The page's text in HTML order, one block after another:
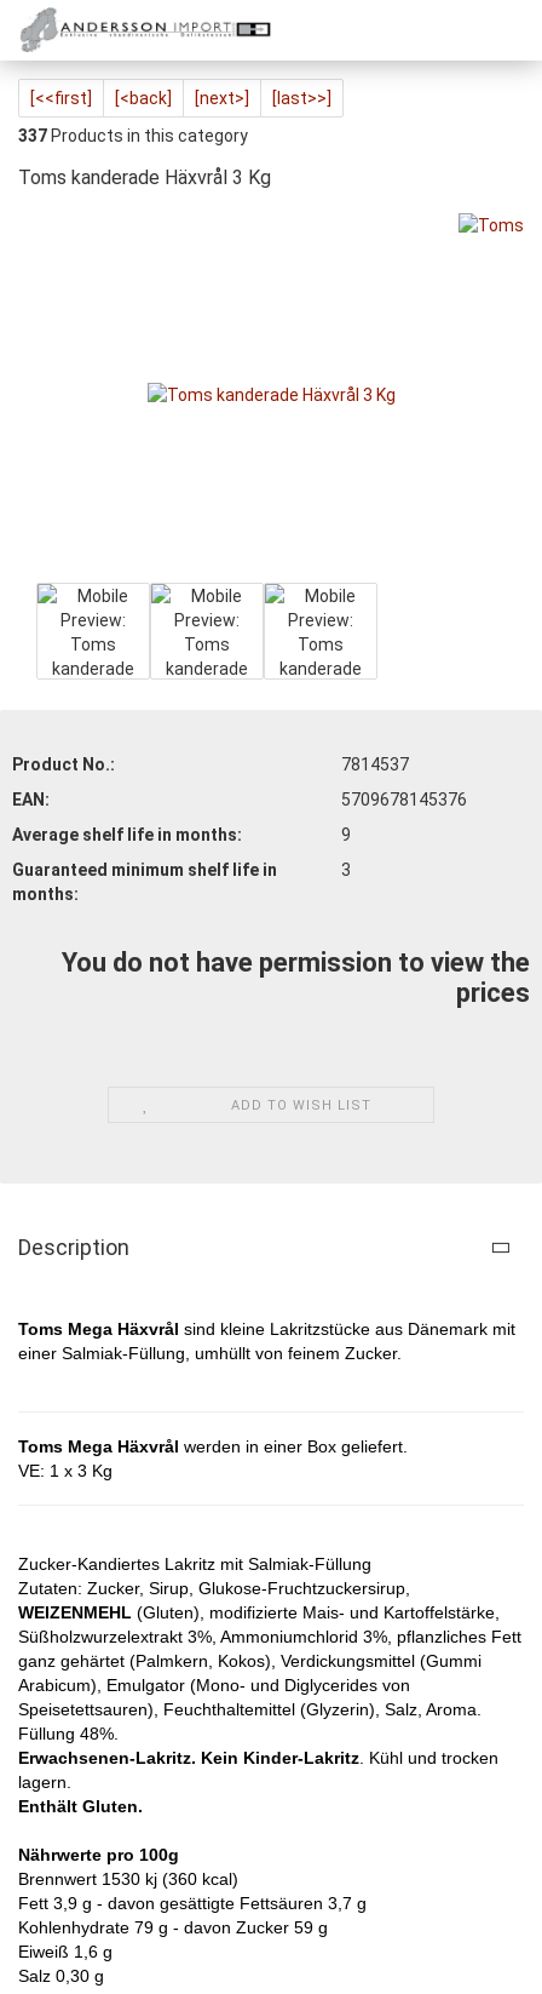
[<<first] [<back] [next>]
[last>>]
337 Products in this category
Toms kanderade Häxvrål 3 Kg
Product No.:
7814537
EAN:
5709678145376
Average shelf life in months:
9
Guaranteed minimum shelf life in
months:
3
You do not have permission to view the
prices
ADD TO WISH LIST
Description
Toms Mega Häxvrål​ sind kleine Lakritzstücke aus Dänemark mit
einer Salmiak-Füllung, umhüllt von feinem Zucker.
Toms Mega Häxvrål werden in einer Box geliefert.
VE: 1 x 3 Kg
Zucker-Kandiertes Lakritz mit Salmiak-Füllung
Zutaten: Zucker, Sirup, Glukose-Fruchtzuckersirup,
WEIZENMEHL (Gluten), modifizierte Mais- und Kartoffelstärke,
Süßholzwurzelextrakt 3%, Ammoniumchlorid 3%, pflanzliches Fett
ganz gehärtet (Palmkern, Kokos), Verdickungsmittel (Gummi
Arabicum), Emulgator (Mono- und Diglycerides von
Speisetettsauren), Feuchthaltemittel (Glyzerin), Salz, Aroma.
Füllung 48%.
Erwachsenen-Lakritz. Kein Kinder-Lakritz . Kühl und trocken
lagern.
Enthält Gluten.
Nährwerte pro 100g
Brennwert 1530 kj (360 kcal)
Fett 3,9 g - davon gesättigte Fettsäuren 3,7 g
Kohlenhydrate 79 g - davon Zucker 59 g
Eiweiß 1,6 g
Salz 0,30 g